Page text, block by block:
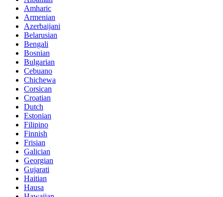
Amharic
Armenian
Azerbaijani
Belarusian
Bengali
Bosnian
Bulgarian
Cebuano
Chichewa
Corsican
Croatian
Dutch
Estonian
Filipino
Finnish
Frisian
Galician
Georgian
Gujarati
Haitian
Hausa